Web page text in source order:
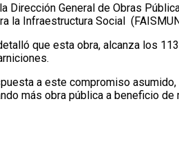
Dirección General de Obras
la Infraestructura Social
que esta obra, alcanza los
a este compromiso
más obra pública a beneficio